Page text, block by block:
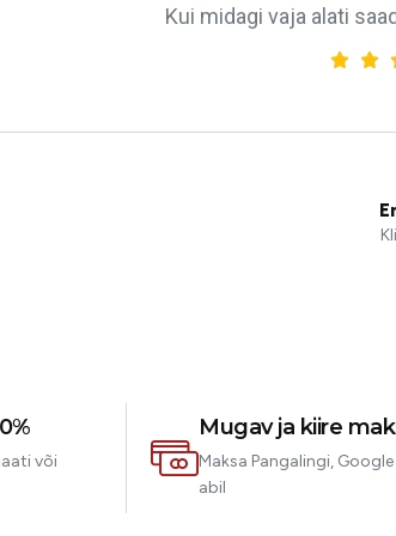
Kui midagi vaja alati
või
Mugav ja kiire
Maksa Pangalingi,
abil